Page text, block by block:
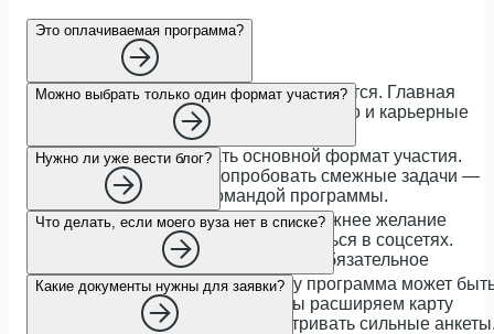
Это оплачиваемая программа?
Нет, участие в программе не оплачивается. Главная
ценность — опыт, обучение, сообщество и карьерные
Можно выбрать только один формат участия?
На старте лучше выбрать основной формат участия.
Если позже захочется попробовать смежные задачи —
это можно обсудить с командой программы.
Нужно ли уже вести блог?
Нет. Для публичного направления важнее желание
говорить от первого лица и развиваться в соцсетях.
Большая аудитория — плюс, но не обязательное
условие.
Что делать, если моего вуза нет в списке?
Подай заявку и расскажи, почему программа может
полезна твоему университету. Мы расширяем карту
вузов и готовы отдельно рассматривать сильные
Какие документы нужны для заявки?